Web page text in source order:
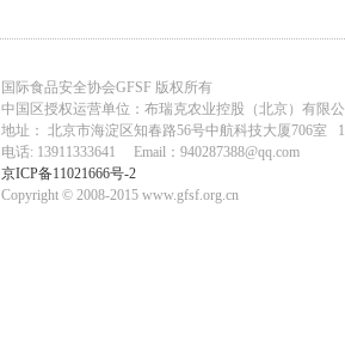
国际食品安全协会GFSF 版权所有
中国区授权运营单位：布瑞克农业控股（北京）有限
地址： 北京市海淀区知春路56号中航科技大厦706室
电话: 13911333641 Email：940287388@qq.com
京ICP备11021666号-2
Copyright © 2008-2015 www.gfsf.org.cn